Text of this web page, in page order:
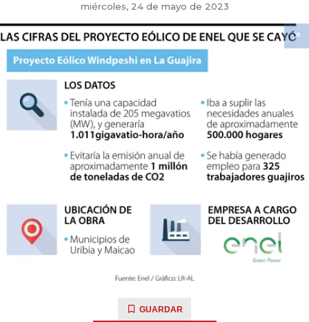
miércoles, 24 de mayo de 2023
GUARDAR